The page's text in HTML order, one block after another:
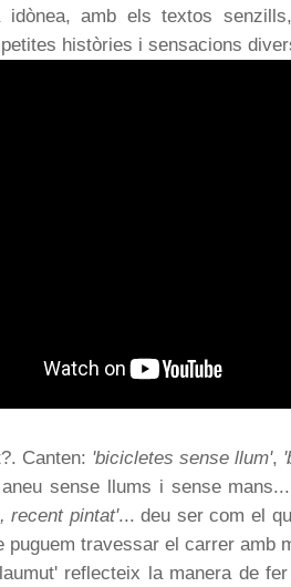
idònea, amb els textos
històries i sensacions
Canten: 'bicicletes sense llum',
sense llums i sense
recent pintat'... deu ser com el
puguem travessar el carrer amb
reflecteix la manera de